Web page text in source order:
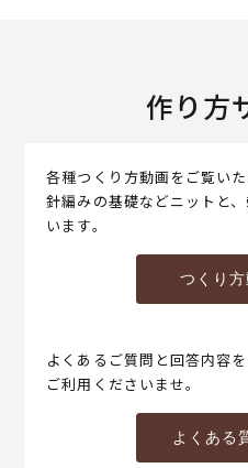
作り方
各種つくり方動画をご覧い
針編みの基礎などニットと
います。
つくり
よくあるご質問と回答内容
ご利用くださいませ。
よくある